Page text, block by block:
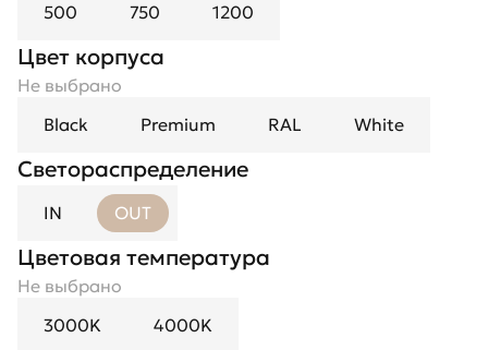
500
750 1200
Цвет корпуса
Не выбрано
Black
Premium RAL White
Светораспределение
IN OUT
Цветовая температура
Не выбрано
3000K
4000K